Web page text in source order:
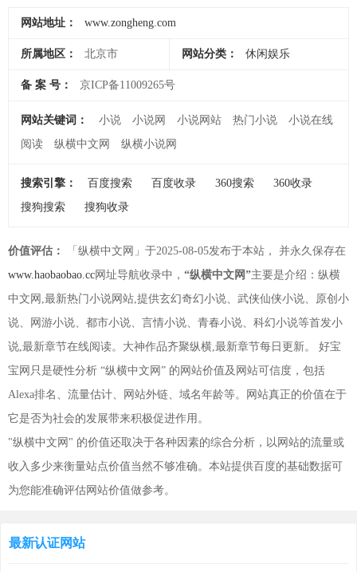
网站地址： www.zongheng.com
所属地区： 北京市 网站分类： 休闲娱乐
备 案 号： 京ICP备11009265号
网站关键词： 小说 小说网 小说网站 热门小说
小说在线
阅读
纵横中文网 纵横小说网
搜索引擎： 百度搜索 百度收录 360搜索
360收录
搜狗搜索
搜狗收录
价值评估：
「纵横中文网」于2025-08-05发布于本站， 并永久保存在
www.haobaobao.cc网址导航收录中， “纵横中文网”主要是介绍：纵横
中文网,最新热门小说网站,提供玄幻奇幻小说、武侠仙侠小说、原创小
说、网游小说、都市小说、言情小说、青春小说、科幻小说等首发小
说,最新章节在线阅读。大神作品齐聚纵横,最新章节每日更新。 好宝
宝网只是硬性分析 “纵横中文网” 的网站价值及网站可信度，包括
Alexa排名、流量估计、网站外链、域名年龄等。网站真正的价值在于
它是否为社会的发展带来积极促进作用。
"纵横中文网" 的价值还取决于各种因素的综合分析，以网站的流量或
收入多少来衡量站点价值当然不够准确。本站提供百度的基础数据可
为您能准确评估网站价值做参考。
最新认证网站